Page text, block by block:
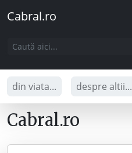
Cabral.ro
din viata... despre altii...
Cabral.ro